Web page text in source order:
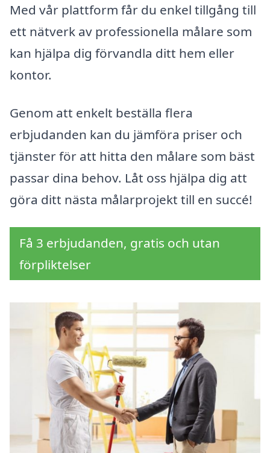
Med vår plattform får du enkel tillgång till
ett nätverk av professionella målare som
kan hjälpa dig förvandla ditt hem eller
kontor.
Genom att enkelt beställa flera
erbjudanden kan du jämföra priser och
tjänster för att hitta den målare som bäst
passar dina behov. Låt oss hjälpa dig att
göra ditt nästa målarprojekt till en succé!
Få 3 erbjudanden, gratis och utan
förpliktelser